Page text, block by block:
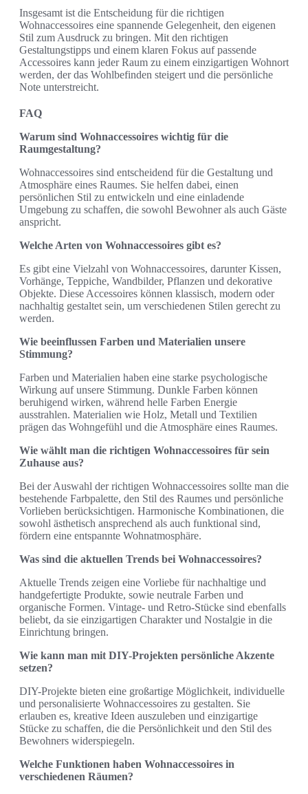
Insgesamt ist die Entscheidung für die richtigen
Wohnaccessoires eine spannende Gelegenheit, den eigenen
Stil zum Ausdruck zu bringen. Mit den richtigen
Gestaltungstipps und einem klaren Fokus auf passende
Accessoires kann jeder Raum zu einem einzigartigen Wohnort
werden, der das Wohlbefinden steigert und die persönliche
Note unterstreicht.
FAQ
Warum sind Wohnaccessoires wichtig für die
Raumgestaltung?
Wohnaccessoires sind entscheidend für die Gestaltung und
Atmosphäre eines Raumes. Sie helfen dabei, einen
persönlichen Stil zu entwickeln und eine einladende
Umgebung zu schaffen, die sowohl Bewohner als auch Gäste
anspricht.
Welche Arten von Wohnaccessoires gibt es?
Es gibt eine Vielzahl von Wohnaccessoires, darunter Kissen,
Vorhänge, Teppiche, Wandbilder, Pflanzen und dekorative
Objekte. Diese Accessoires können klassisch, modern oder
nachhaltig gestaltet sein, um verschiedenen Stilen gerecht zu
werden.
Wie beeinflussen Farben und Materialien unsere
Stimmung?
Farben und Materialien haben eine starke psychologische
Wirkung auf unsere Stimmung. Dunkle Farben können
beruhigend wirken, während helle Farben Energie
ausstrahlen. Materialien wie Holz, Metall und Textilien
prägen das Wohngefühl und die Atmosphäre eines Raumes.
Wie wählt man die richtigen Wohnaccessoires für sein
Zuhause aus?
Bei der Auswahl der richtigen Wohnaccessoires sollte man die
bestehende Farbpalette, den Stil des Raumes und persönliche
Vorlieben berücksichtigen. Harmonische Kombinationen, die
sowohl ästhetisch ansprechend als auch funktional sind,
fördern eine entspannte Wohnatmosphäre.
Was sind die aktuellen Trends bei Wohnaccessoires?
Aktuelle Trends zeigen eine Vorliebe für nachhaltige und
handgefertigte Produkte, sowie neutrale Farben und
organische Formen. Vintage- und Retro-Stücke sind ebenfalls
beliebt, da sie einzigartigen Charakter und Nostalgie in die
Einrichtung bringen.
Wie kann man mit DIY-Projekten persönliche Akzente
setzen?
DIY-Projekte bieten eine großartige Möglichkeit, individuelle
und personalisierte Wohnaccessoires zu gestalten. Sie
erlauben es, kreative Ideen auszuleben und einzigartige
Stücke zu schaffen, die die Persönlichkeit und den Stil des
Bewohners widerspiegeln.
Welche Funktionen haben Wohnaccessoires in
verschiedenen Räumen?